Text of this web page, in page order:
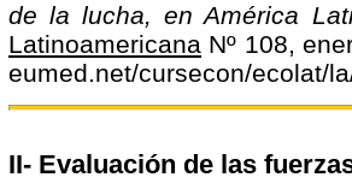
de la lucha, en América
Latinoamericana Nº 108,
eumed.net/cursecon/ecolat/
II- Evaluación de las